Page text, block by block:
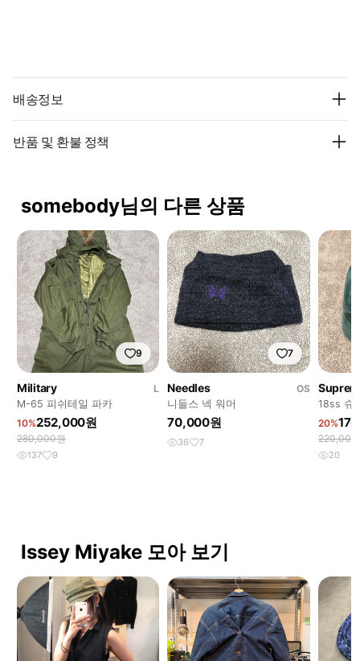
배송정보
반품 및 환불 정책
somebody님의 다른 상품
9
Military
L
M-65 피쉬테일 파카
10%252,000원
280,000원
137 9
7
Needles
OS
니들스 넥 워머
70,000원
36 7
18ss 슈
어 버킷
20%
220,000
20
Issey Miyake 모아 보기